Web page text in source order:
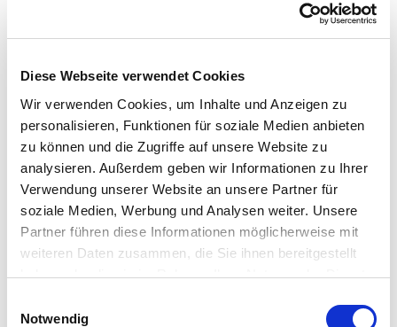
Diese Webseite verwendet Cookies
Wir verwenden Cookies, um Inhalte und Anzeigen zu
personalisieren, Funktionen für soziale Medien anbieten
zu können und die Zugriffe auf unsere Website zu
analysieren. Außerdem geben wir Informationen zu Ihrer
Verwendung unserer Website an unsere Partner für
soziale Medien, Werbung und Analysen weiter. Unsere
Partner führen diese Informationen möglicherweise mit
weiteren Daten zusammen, die Sie ihnen bereitgestellt
haben oder die sie im Rahmen Ihrer Nutzung der Dienste
Cookies, wenn Sie unsere Webseite weiterhin nutzen.
Notwendig
Naturkosmetik. Entdecke mit dem BLUPHORIA
schenke ihn zusammen mit einem Gutschein unseres
Badeparadies Schwarzwald.
Hier finden Sie die Angaben zur
Lieferzeit
Anwendung